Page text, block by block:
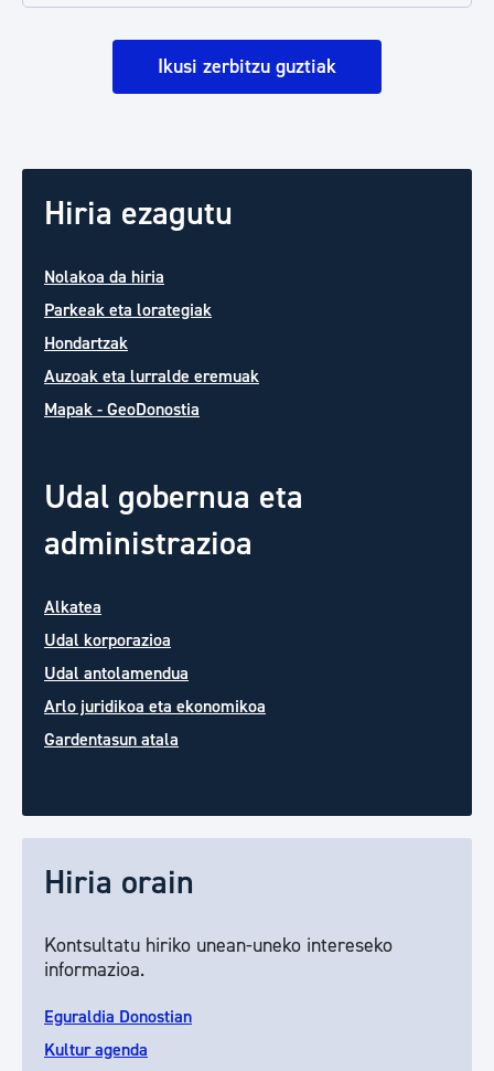
Ikusi zerbitzu guztiak
Hiria ezagutu
Nolakoa da hiria
Parkeak eta lorategiak
Hondartzak
Auzoak eta lurralde eremuak
Mapak - GeoDonostia
Udal gobernua eta
administrazioa
Alkatea
Udal korporazioa
Udal antolamendua
Arlo juridikoa eta ekonomikoa
Gardentasun atala
Hiria orain
Kontsultatu hiriko unean-uneko intereseko
informazioa.
Eguraldia Donostian
Kultur agenda